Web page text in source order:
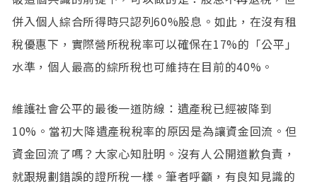
併入個人綜合所得時只認列60%股息。如此，在沒有租
稅優惠下，實際營所稅稅率可以確保在17%的「公平」
水準，個人最高的綜所稅也可維持在目前的40%。
維護社會公平的最後一道防線：遺產稅已經被降到
10%。當初大降遺產稅稅率的原因是為讓資金回流。但
資金回流了嗎？大家心知肚明。沒有人公開道歉負責，
就跟規劃錯誤的證所稅一樣。筆者呼籲，有良知見識的